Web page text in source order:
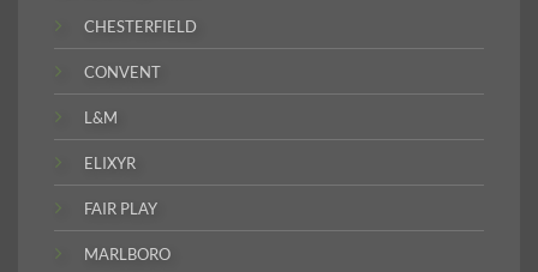
CHESTERFIELD
CONVENT
L&M
ELIXYR
FAIR PLAY
MARLBORO